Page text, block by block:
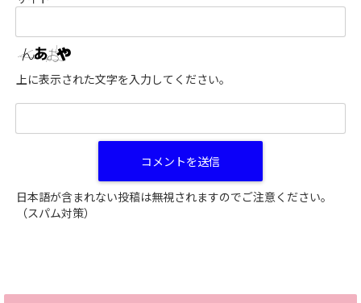
上に表示された文字を入力してください。
日本語が含まれない投稿は無視されますのでご注意ください。
（スパム対策）